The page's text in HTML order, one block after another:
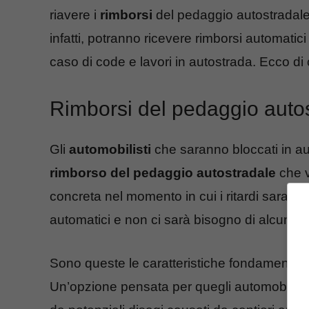
riavere i rimborsi del pedaggio
infatti, potranno ricevere rimborsi
caso di code e lavori in autostrada. Ecco
Rimborsi del pedaggio
Gli automobilisti che saranno bloccati in
rimborso del pedaggio autostradale che
concreta nel momento in cui i ritardi
automatici e non ci sarà bisogno di alcuna
Sono queste le caratteristiche fondamentali
Un’opzione pensata per quegli